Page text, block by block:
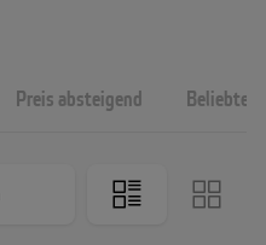
Preis absteigend